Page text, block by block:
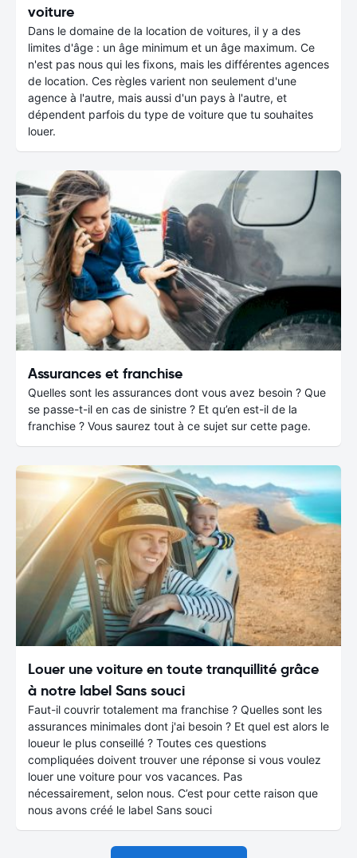
voiture
Dans le domaine de la location de voitures, il y a des
limites d'âge : un âge minimum et un âge maximum. Ce
n'est pas nous qui les fixons, mais les différentes agences
de location. Ces règles varient non seulement d'une
agence à l'autre, mais aussi d'un pays à l'autre, et
dépendent parfois du type de voiture que tu souhaites
louer.
Assurances et franchise
Quelles sont les assurances dont vous avez besoin ? Que
se passe-t-il en cas de sinistre ? Et qu’en est-il de la
franchise ? Vous saurez tout à ce sujet sur cette page.
Louer une voiture en toute tranquillité grâce
à notre label Sans souci
Faut-il couvrir totalement ma franchise ? Quelles sont les
assurances minimales dont j'ai besoin ? Et quel est alors le
loueur le plus conseillé ? Toutes ces questions
compliquées doivent trouver une réponse si vous voulez
louer une voiture pour vos vacances. Pas
nécessairement, selon nous. C’est pour cette raison que
nous avons créé le label Sans souci